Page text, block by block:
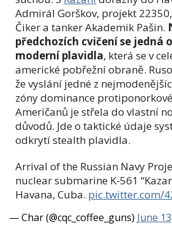
Admirál Gorškov, projekt
Čiker a tanker Akademik Pašin.
předchozích cvičení se jedná
moderní plavidla, která se v
americké pobřežní obraně.
že vyslání jedné z
zóny dominance
Američanů je střela do vlastní
důvodů. Jde o taktické údaje
odkrytí stealth plavidla.
Arrival of the Russian Navy
nuclear submarine K-561
Havana, Cuba. pic.twitter.com/
— Char (@cqc_coffee_guns) June